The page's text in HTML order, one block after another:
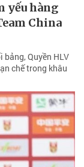
yếu hàng
China
Quyền HLV
chế trong khâu